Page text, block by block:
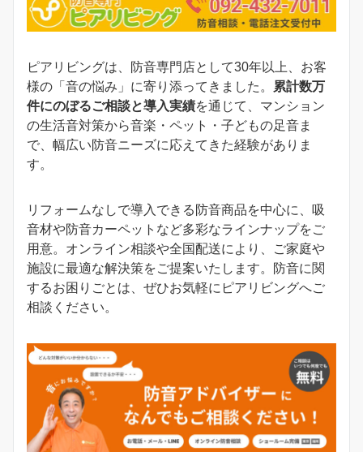
ピアリビングは、防音専門店として30年以上、お客
様の「音の悩み」に寄り添ってきました。
累計数万
件にのぼるご相談と導入実績を通じて、マンション
の生活音対策から音楽・ペット・子どもの足音ま
で、幅広い防音ニーズに応えてきた経験がありま
す。
リフォームなしで導入できる防音商品を中心に、吸
音材や防音カーペットなど多彩なラインナップをご
用意。オンライン相談や全国配送により、ご家庭や
施設に最適な解決策をご提案いたします。防音に関
するお困りごとは、ぜひお気軽にピアリビングへご
相談ください。